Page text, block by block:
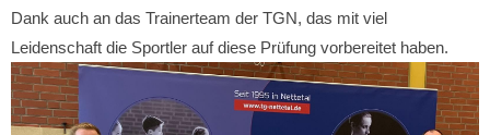
Dank auch an das Trainerteam der TGN, das mit viel
Leidenschaft die Sportler auf diese Prüfung vorbereitet haben.